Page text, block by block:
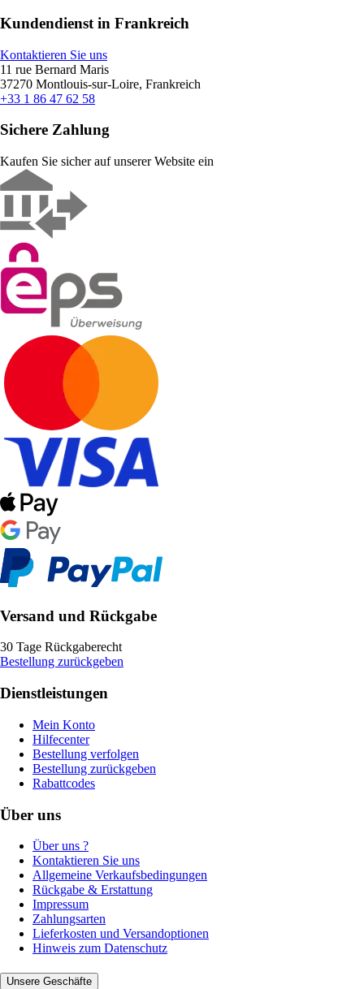
Kundendienst in Frankreich
Kontaktieren Sie uns
11 rue Bernard Maris
37270 Montlouis-sur-Loire, Frankreich
+33 1 86 47 62 58
Sichere Zahlung
Kaufen Sie sicher auf unserer Website ein
Versand und Rückgabe
30 Tage Rückgaberecht
Bestellung zurückgeben
Dienstleistungen
Mein Konto
Hilfecenter
Bestellung verfolgen
Bestellung zurückgeben
Rabattcodes
Über uns
Über uns ?
Kontaktieren Sie uns
Allgemeine Verkaufsbedingungen
Rückgabe & Erstattung
Impressum
Zahlungsarten
Lieferkosten und Versandoptionen
Hinweis zum Datenschutz
Unsere Geschäfte